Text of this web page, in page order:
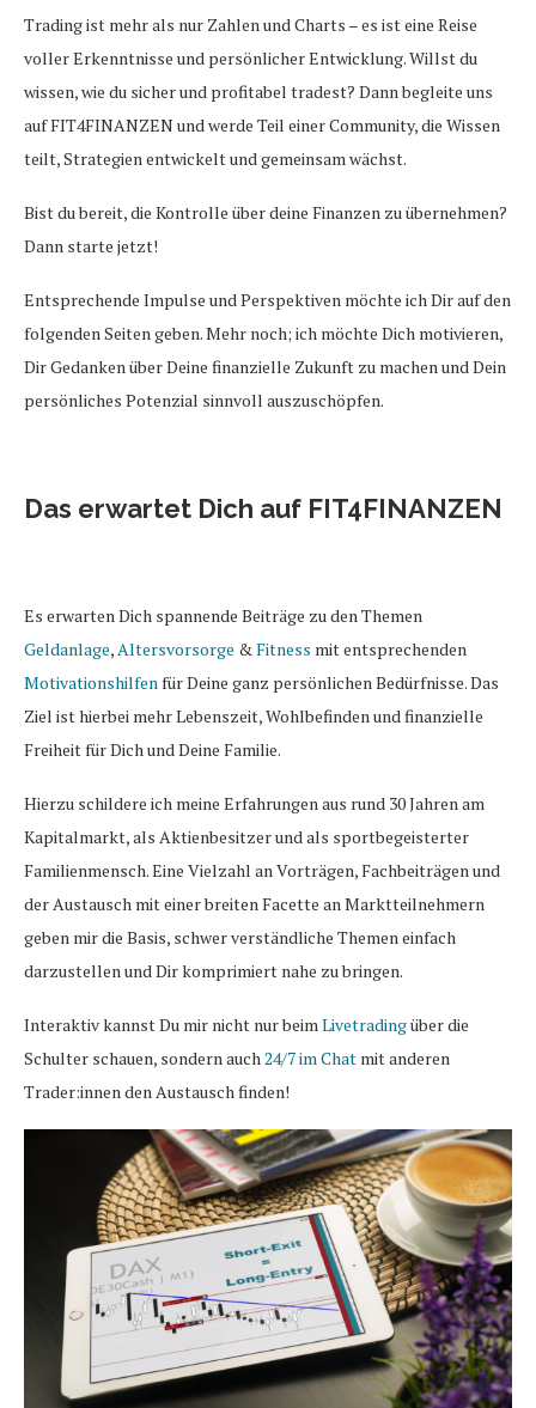
Trading ist mehr als nur Zahlen und Charts – es ist eine Reise
voller Erkenntnisse und persönlicher Entwicklung. Willst du
wissen, wie du sicher und profitabel tradest? Dann begleite uns
auf FIT4FINANZEN und werde Teil einer Community, die Wissen
teilt, Strategien entwickelt und gemeinsam wächst.
Bist du bereit, die Kontrolle über deine Finanzen zu übernehmen?
Dann starte jetzt!
Entsprechende Impulse und Perspektiven möchte ich Dir auf den
folgenden Seiten geben. Mehr noch; ich möchte Dich motivieren,
Dir Gedanken über Deine finanzielle Zukunft zu machen und Dein
persönliches Potenzial sinnvoll auszuschöpfen.
Das erwartet Dich auf FIT4FINANZEN
Es erwarten Dich spannende Beiträge zu den Themen
Geldanlage, Altersvorsorge & Fitness mit entsprechenden
Motivationshilfen für Deine ganz persönlichen Bedürfnisse. Das
Ziel ist hierbei mehr Lebenszeit, Wohlbefinden und finanzielle
Freiheit für Dich und Deine Familie.
Hierzu schildere ich meine Erfahrungen aus rund 30 Jahren am
Kapitalmarkt, als Aktienbesitzer und als sportbegeisterter
Familienmensch. Eine Vielzahl an Vorträgen, Fachbeiträgen und
der Austausch mit einer breiten Facette an Marktteilnehmern
geben mir die Basis, schwer verständliche Themen einfach
darzustellen und Dir komprimiert nahe zu bringen.
Interaktiv kannst Du mir nicht nur beim Livetradingüber die
Schulter schauen, sondern auch 24/7 im Chat mit anderen
Trader:innen den Austausch finden!